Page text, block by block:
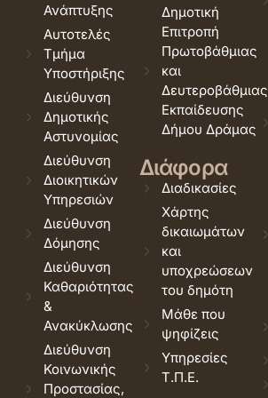
Ανάπτυξης
Αυτοτελές
Τμήμα
Υποστήριξης
Διεύθυνση
Δημοτικής
Αστυνομίας
Διεύθυνση
Διοικητικών
Υπηρεσιών
Διεύθυνση
Δόμησης
Διεύθυνση
Καθαριότητας
&
Ανακύκλωσης
Διεύθυνση
Κοινωνικής
Προστασίας,
Δημοτική
Επιτροπή
Πρωτοβάθμιας
και
Δευτεροβάθμιας
Εκπαίδευσης
Δήμου Δράμας
Διάφορα
Διαδικασίες
Χάρτης
δικαιωμάτων
και
υποχρεώσεων
του δημότη
Μάθε που
ψηφίζεις
Υπηρεσίες
Τ.Π.Ε.